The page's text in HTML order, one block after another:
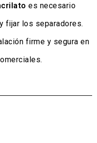
es necesario
fijar los separadores.
firme y segura en